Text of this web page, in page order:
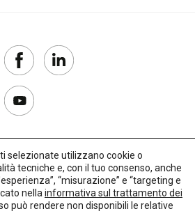
2017–2026
Privacy Policy
selezionate utilizzano cookie o
tecniche e, con il tuo consenso, anche
“misurazione” e “targeting e
nella informativa sul trattamento dei
può rendere non disponibili le relative